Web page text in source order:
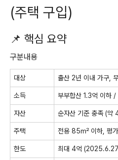
(주택 구입)
📌 핵심 요약
구분내용
대상 출산 2년 이내 가구,
소득 부부합산 1.3억 이하
자산 순자산 기준 충족 (약
주택 전용 85㎡ 이하, 평
한도 최대 4억